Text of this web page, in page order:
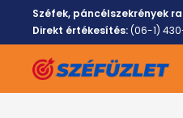
Széfek, páncélszekrények
Direkt értékesítés:(06-1)